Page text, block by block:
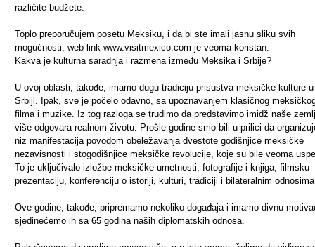
različite budžete.
Toplo preporučujem posetu Meksiku, i da bi ste imali jasnu sliku svih
mogućnosti, web link www.visitmexico.com je veoma koristan.
Kakva je kulturna saradnja i razmena između Meksika i Srbije?
U ovoj oblasti, takođe, imamo dugu tradiciju prisustva meksičke kulture u
Srbiji. Ipak, sve je počelo odavno, sa upoznavanjem klasičnog
filma i muzike. Iz tog razloga se trudimo da predstavimo imidž naše
više odgovara realnom životu. Prošle godine smo bili u prilici da
niz manifestacija povodom obeležavanja dvestote godišnjice meksičke
nezavisnosti i stogodišnjice meksičke revolucije, koje su bile veoma
To je uključivalo izložbe meksičke umetnosti, fotografije i knjiga, filmsku
prezentaciju, konferenciju o istoriji, kulturi, tradiciji i bilateralnim
Ove godine, takođe, pripremamo nekoliko događaja i imamo divnu
sjedinećemo ih sa 65 godina naših diplomatskih odnosa.